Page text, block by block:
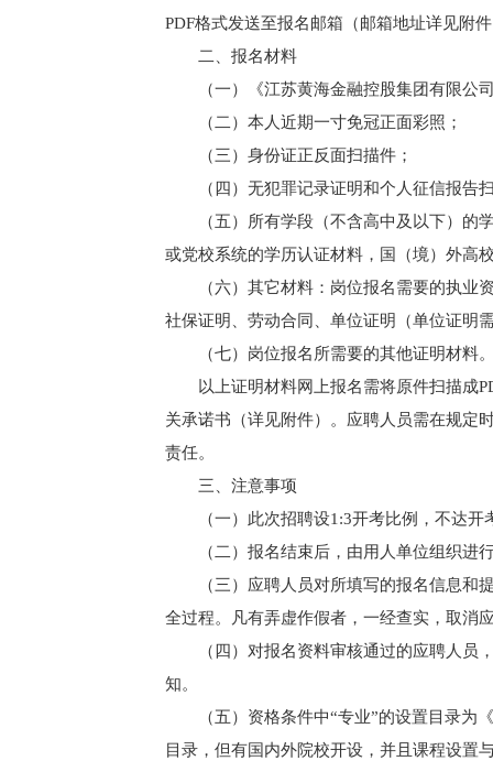
PDF格式发送至报名邮箱（邮箱地址详见附
二、报名材料
（一）《江苏黄海金融控股集团有限公
（二）本人近期一寸免冠正面彩照；
（三）身份证正反面扫描件；
（四）无犯罪记录证明和个人征信报告
（五）所有学段（不含高中及以下）
或党校系统的学历认证材料，国（境）外高
（六）其它材料：岗位报名需要的执
社保证明、劳动合同、单位证明（单位证明
（七）岗位报名所需要的其他证明材料
以上证明材料网上报名需将原件扫描成
关承诺书（详见附件）。应聘人员需在规定
责任。
三、注意事项
（一）此次招聘设1:3开考比例，不达
（二）报名结束后，由用人单位组织
（三）应聘人员对所填写的报名信息
全过程。凡有弄虚作假者，一经查实，取消
（四）对报名资料审核通过的应聘人
知。
（五）资格条件中“专业”的设置目录
目录，但有国内外院校开设，并且课程设置